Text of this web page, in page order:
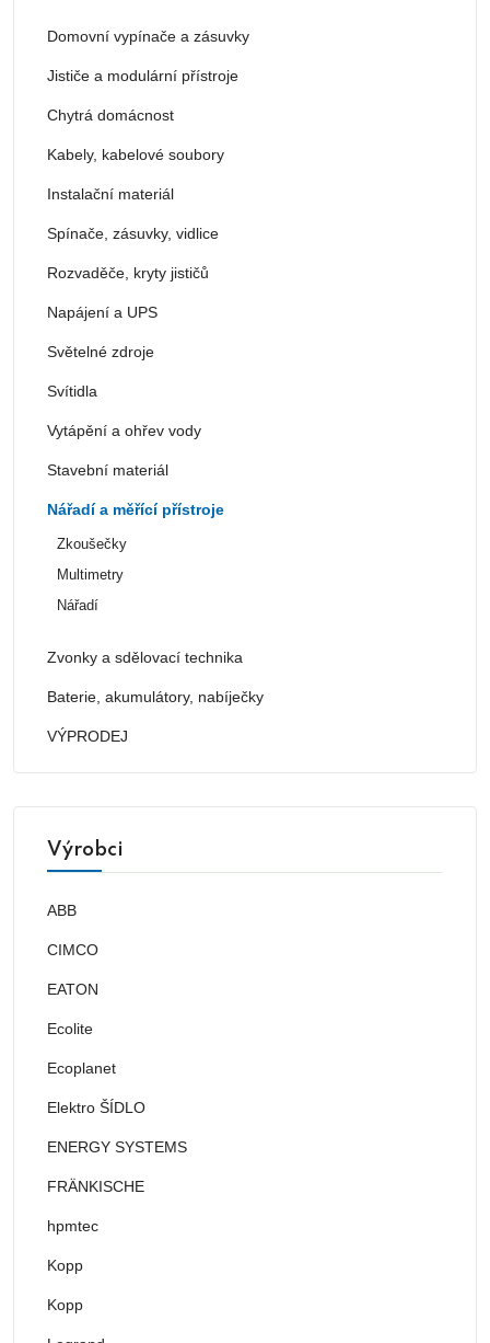
Domovní vypínače a zásuvky
Jističe a modulární přístroje
Chytrá domácnost
Kabely, kabelové soubory
Instalační materiál
Spínače, zásuvky, vidlice
Rozvaděče, kryty jističů
Napájení a UPS
Světelné zdroje
Svítidla
Vytápění a ohřev vody
Stavební materiál
Nářadí a měřící přístroje
Zkoušečky
Multimetry
Nářadí
Zvonky a sdělovací technika
Baterie, akumulátory, nabíječky
VÝPRODEJ
Výrobci
ABB
CIMCO
EATON
Ecolite
Ecoplanet
Elektro ŠÍDLO
ENERGY SYSTEMS
FRÄNKISCHE
hpmtec
Kopp
Kopp